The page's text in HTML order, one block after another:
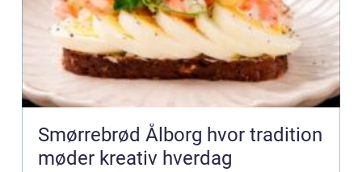
Smørrebrød Ålborg hvor tradition
møder kreativ hverdag